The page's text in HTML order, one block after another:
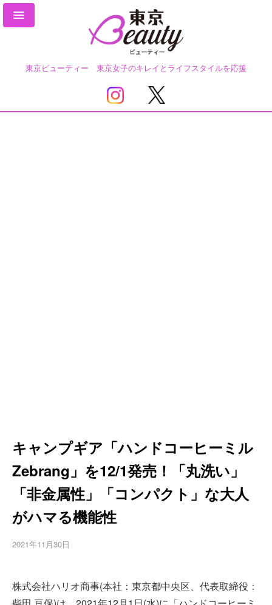
東京ビューティー 東京女子のキレイとライフスタイルを応援
キャンプギア「ハンドコーヒーミル
Zebrang」を12/1発売！「丸洗い」
「非金属性」「コンパクト」な大人
がハマる機能性
2021年11月30日
株式会社ハリオ商事(本社：東京都中央区、代表取締役：